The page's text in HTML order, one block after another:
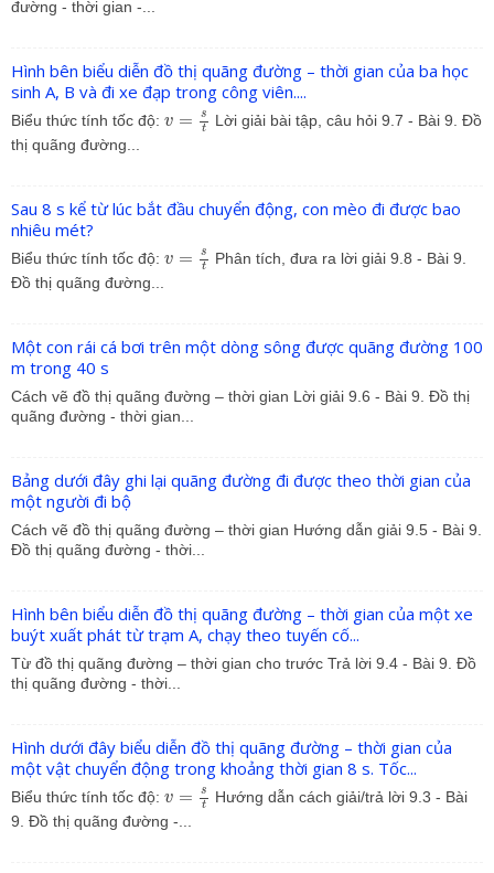
đường - thời gian -...
Hình bên biểu diễn đồ thị quãng đường – thời gian của ba học
sinh A, B và đi xe đạp trong công viên....
Biểu thức tính tốc độ: v =
s
t
Lời giải bài tập, câu hỏi 9.7 - Bài 9. Đồ
thị quãng đường...
Sau 8 s kể từ lúc bắt đầu chuyển động, con mèo đi được bao
nhiêu mét?
Biểu thức tính tốc độ: v =
s
t
Phân tích, đưa ra lời giải 9.8 - Bài 9.
Đồ thị quãng đường...
Một con rái cá bơi trên một dòng sông được quãng đường 100
m trong 40 s
Cách vẽ đồ thị quãng đường – thời gian Lời giải 9.6 - Bài 9. Đồ thị
quãng đường - thời gian...
Bảng dưới đây ghi lại quãng đường đi được theo thời gian của
một người đi bộ
Cách vẽ đồ thị quãng đường – thời gian Hướng dẫn giải 9.5 - Bài 9.
Đồ thị quãng đường - thời...
Hình bên biểu diễn đồ thị quãng đường – thời gian của một xe
buýt xuất phát từ trạm A, chạy theo tuyến cố...
Từ đồ thị quãng đường – thời gian cho trước Trả lời 9.4 - Bài 9. Đồ
thị quãng đường - thời...
Hình dưới đây biểu diễn đồ thị quãng đường – thời gian của
một vật chuyển động trong khoảng thời gian 8 s. Tốc...
Biểu thức tính tốc độ: v =
s
t
Hướng dẫn cách giải/trả lời 9.3 - Bài
9. Đồ thị quãng đường -...